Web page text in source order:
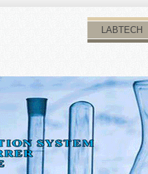
LABTECH